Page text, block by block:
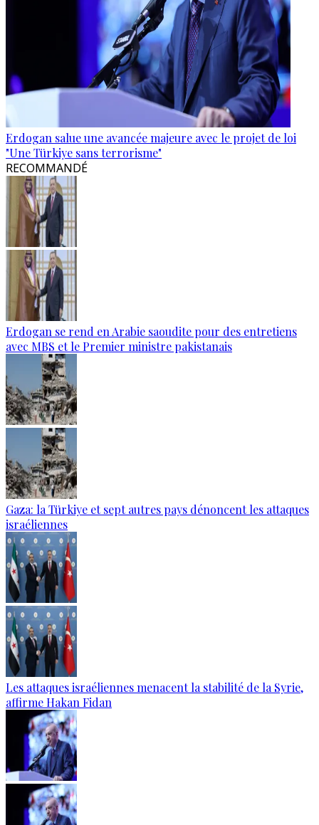
Erdogan salue une avancée majeure avec le projet de loi
"Une Türkiye sans terrorisme"
RECOMMANDÉ
Erdogan se rend en Arabie saoudite pour des entretiens
avec MBS et le Premier ministre pakistanais
Gaza: la Türkiye et sept autres pays dénoncent les attaques
israéliennes
Les attaques israéliennes menacent la stabilité de la Syrie,
affirme Hakan Fidan